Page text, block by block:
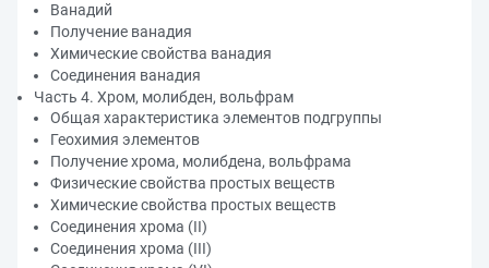
Ванадий
Получение ванадия
Химические свойства ванадия
Соединения ванадия
Часть 4. Хром, молибден, вольфрам
Общая характеристика элементов подгруппы
Геохимия элементов
Получение хрома, молибдена, вольфрама
Физические свойства простых веществ
Химические свойства простых веществ
Соединения хрома (II)
Соединения хрома (III)